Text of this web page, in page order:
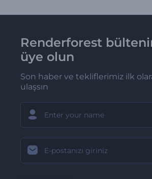
Renderforest
üye olun
Son haber ve tekliflerimiz ilk
ulaşsın